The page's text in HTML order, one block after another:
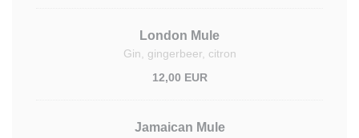
London Mule
Gin, gingerbeer, citron
12,00 EUR
Jamaican Mule